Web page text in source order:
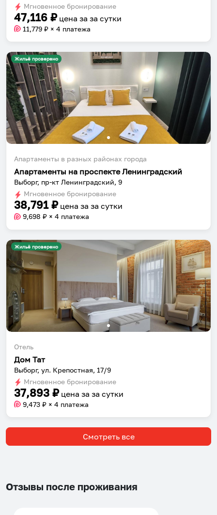
changing
dates.
changing
dates.
Мгновенное бронирование
47,116 ₽ цена за за сутки
11,779 ₽ × 4 платежа
Жильё проверено
Апартаменты в разных районах города
Апартаменты на проспекте Ленинградский
Выборг, пр-кт Ленинградский, 9
Мгновенное бронирование
38,791₽ цена за за сутки
9,698 ₽ × 4 платежа
Жильё проверено
Отель
Дом Тат
Выборг, ул. Крепостная, 17/9
Мгновенное бронирование
37,893 ₽ цена за за сутки
9,473 ₽ × 4 платежа
Смотреть все
Отзывы после проживания